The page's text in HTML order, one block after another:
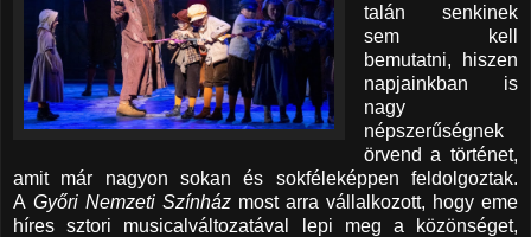
talán senkinek
sem kell
bemutatni, hiszen
napjainkban is
nagy
népszerűségnek
örvend a történet,
amit már nagyon sokan és sokféleképpen feldolgoztak.
A Győri Nemzeti Színház most arra vállalkozott, hogy eme
híres sztori musicalváltozatával lepi meg a közönséget,